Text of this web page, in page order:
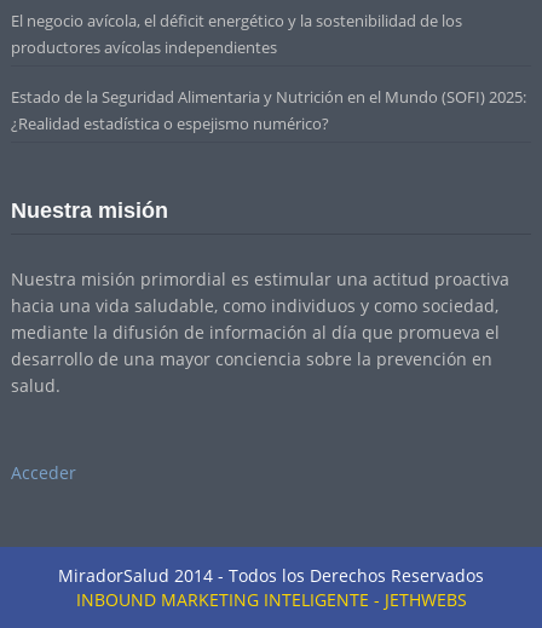
El negocio avícola, el déficit energético y la sostenibilidad de los
productores avícolas independientes
Estado de la Seguridad Alimentaria y Nutrición en el Mundo (SOFI) 2025:
¿Realidad estadística o espejismo numérico?
Nuestra misión
Nuestra misión primordial es estimular una actitud proactiva
hacia una vida saludable, como individuos y como sociedad,
mediante la difusión de información al día que promueva el
desarrollo de una mayor conciencia sobre la prevención en
salud.
Acceder
MiradorSalud 2014 - Todos los Derechos Reservados
INBOUND MARKETING INTELIGENTE - JETHWEBS